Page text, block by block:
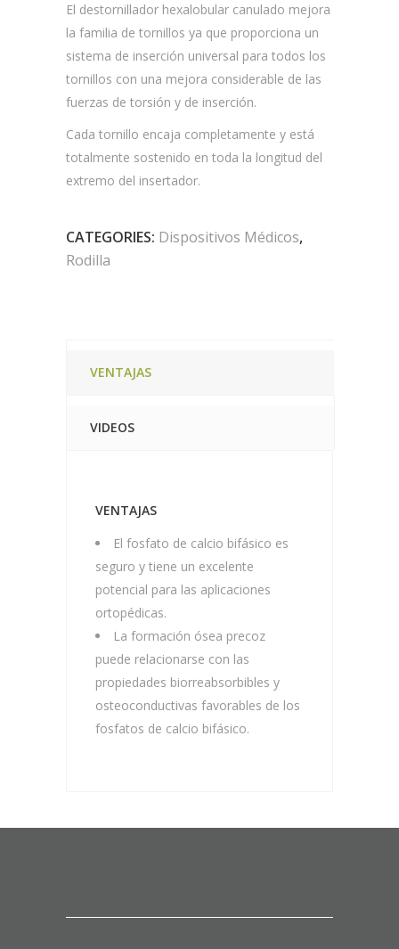
El destornillador hexalobular canulado mejora
la familia de tornillos ya que proporciona un
sistema de inserción universal para todos los
tornillos con una mejora considerable de las
fuerzas de torsión y de inserción.
Cada tornillo encaja completamente y está
totalmente sostenido en toda la longitud del
extremo del insertador.
CATEGORIES: Dispositivos Médicos,
Rodilla
VENTAJAS
VIDEOS
VENTAJAS
El fosfato de calcio bifásico es
seguro y tiene un excelente
potencial para las aplicaciones
ortopédicas.
La formación ósea precoz
puede relacionarse con las
propiedades biorreabsorbibles y
osteoconductivas favorables de los
fosfatos de calcio bifásico.